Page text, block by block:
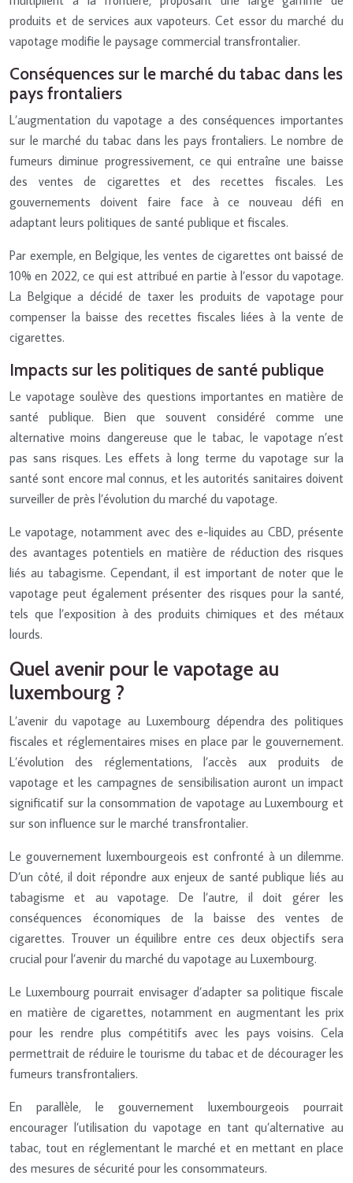
produits et de services aux vapoteurs. Cet essor du marché du
vapotage modifie le paysage commercial transfrontalier.
Conséquences sur le marché du tabac dans les
pays frontaliers
L’augmentation du vapotage a des conséquences importantes
sur le marché du tabac dans les pays frontaliers. Le nombre de
fumeurs diminue progressivement, ce qui entraîne une baisse
des ventes de cigarettes et des recettes fiscales. Les
gouvernements doivent faire face à ce nouveau défi en
adaptant leurs politiques de santé publique et fiscales.
Par exemple, en Belgique, les ventes de cigarettes ont baissé de
10% en 2022, ce qui est attribué en partie à l’essor du vapotage.
La Belgique a décidé de taxer les produits de vapotage pour
compenser la baisse des recettes fiscales liées à la vente de
cigarettes.
Impacts sur les politiques de santé publique
Le vapotage soulève des questions importantes en matière de
santé publique. Bien que souvent considéré comme une
alternative moins dangereuse que le tabac, le vapotage n’est
pas sans risques. Les effets à long terme du vapotage sur la
santé sont encore mal connus, et les autorités sanitaires doivent
surveiller de près l’évolution du marché du vapotage.
Le vapotage, notamment avec des e-liquides au CBD, présente
des avantages potentiels en matière de réduction des risques
liés au tabagisme. Cependant, il est important de noter que le
vapotage peut également présenter des risques pour la santé,
tels que l’exposition à des produits chimiques et des métaux
lourds.
Quel avenir pour le vapotage au
luxembourg ?
L’avenir du vapotage au Luxembourg dépendra des politiques
fiscales et réglementaires mises en place par le gouvernement.
L’évolution des réglementations, l’accès aux produits de
vapotage et les campagnes de sensibilisation auront un impact
significatif sur la consommation de vapotage au Luxembourg et
sur son influence sur le marché transfrontalier.
Le gouvernement luxembourgeois est confronté à un dilemme.
D’un côté, il doit répondre aux enjeux de santé publique liés au
tabagisme et au vapotage. De l’autre, il doit gérer les
conséquences économiques de la baisse des ventes de
cigarettes. Trouver un équilibre entre ces deux objectifs sera
crucial pour l’avenir du marché du vapotage au Luxembourg.
Le Luxembourg pourrait envisager d’adapter sa politique fiscale
en matière de cigarettes, notamment en augmentant les prix
pour les rendre plus compétitifs avec les pays voisins. Cela
permettrait de réduire le tourisme du tabac et de décourager les
fumeurs transfrontaliers.
En parallèle, le gouvernement luxembourgeois pourrait
encourager l’utilisation du vapotage en tant qu’alternative au
tabac, tout en réglementant le marché et en mettant en place
des mesures de sécurité pour les consommateurs.